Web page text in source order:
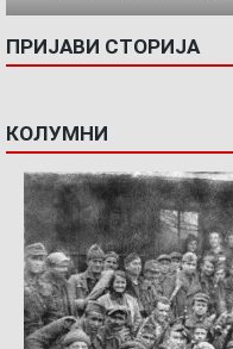
ПРИЈАВИ СТОРИЈА
КОЛУМНИ